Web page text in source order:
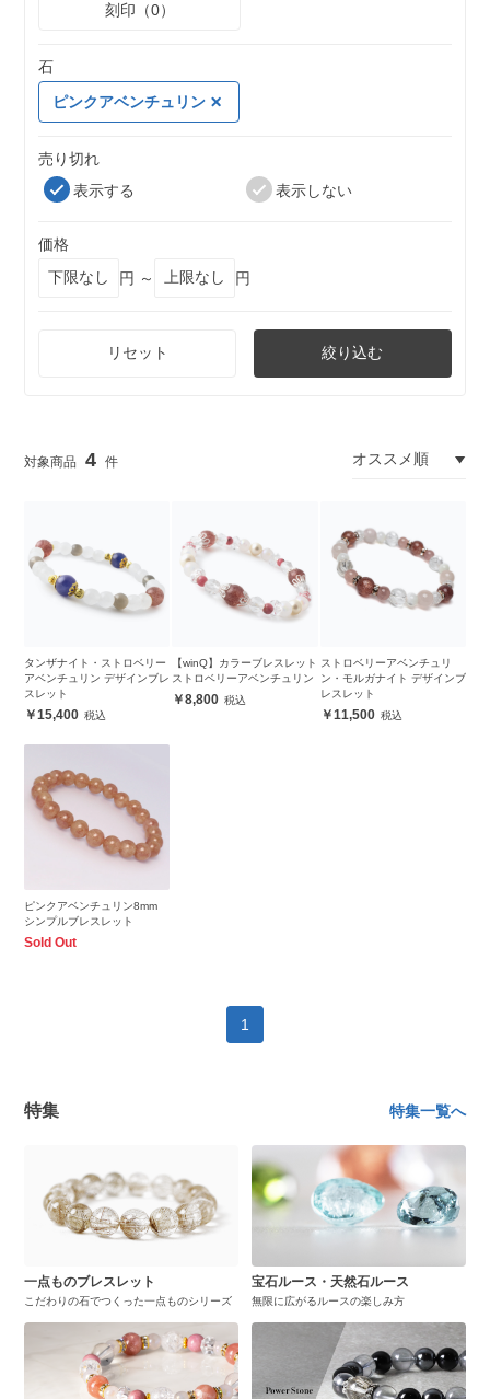
刻印（0）
石
ピンクアベンチュリン
売り切れ
表示する
表示しない
価格
円 ～
円
リセット 絞り込む
4
タンザナイト・ストロベリー
アベンチュリン デザインブレ
スレット
15,400
【winQ】カラーブレスレット
ストロベリーアベンチュリン
8,800
ストロベリーアベンチュリ
ン・モルガナイト デザインブ
レスレット
11,500
ピンクアベンチュリン8mm
シンプルブレスレット
Sold Out
1
特集 特集一覧へ
一点ものブレスレット
こだわりの石でつくった一点ものシリーズ
宝石ルース・天然石ルース
無限に広がるルースの楽しみ方